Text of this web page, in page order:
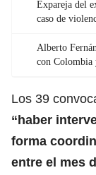
Expareja del
caso de
Alberto
con Colombia
Los 39
“haber
forma
entre el mes